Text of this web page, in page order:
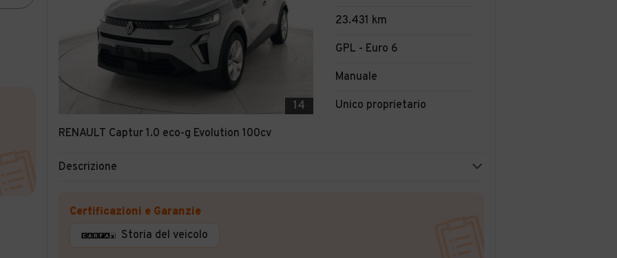
14
RENAULT Captur 1.0 eco-g Evolution 100cv
23.431 km
GPL - Euro 6
Manuale
Unico proprietario
Descrizione
Certificazioni e Garanzie
Storia del veicolo